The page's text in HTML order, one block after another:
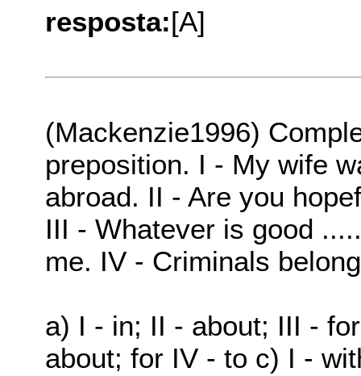
resposta:[A]
(Mackenzie1996)
preposition. I - My wife
abroad. II - Are you
III - Whatever is good
me. IV - Criminals
a) I - in; II - about; III -
about; for IV - to c) I -